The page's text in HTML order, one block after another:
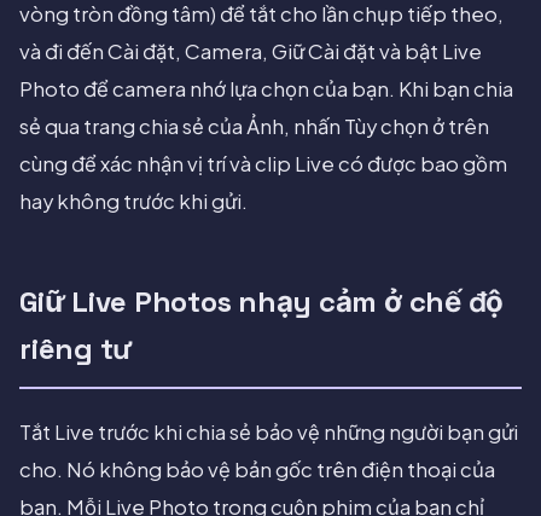
vòng tròn đồng tâm) để tắt cho lần chụp tiếp theo,
và đi đến Cài đặt, Camera, Giữ Cài đặt và bật Live
Photo để camera nhớ lựa chọn của bạn. Khi bạn chia
sẻ qua trang chia sẻ của Ảnh, nhấn Tùy chọn ở trên
cùng để xác nhận vị trí và clip Live có được bao gồm
hay không trước khi gửi.
Giữ Live Photos nhạy cảm ở chế độ
riêng tư
Tắt Live trước khi chia sẻ bảo vệ những người bạn gửi
cho. Nó không bảo vệ bản gốc trên điện thoại của
bạn. Mỗi Live Photo trong cuộn phim của bạn chỉ